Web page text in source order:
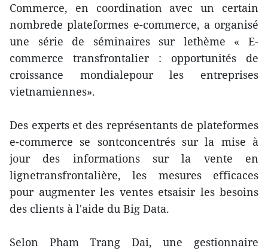
Commerce, en coordination avec un certain
nombrede plateformes e-commerce, a organisé
une série de séminaires sur lethème « E-
commerce transfrontalier : opportunités de
croissance mondialepour les entreprises
vietnamiennes».
Des experts et des représentants de plateformes
e-commerce se sontconcentrés sur la mise à
jour des informations sur la vente en
lignetransfrontalière, les mesures efficaces
pour augmenter les ventes etsaisir les besoins
des clients à l'aide du Big Data.
Selon Pham Trang Dai, une gestionnaire